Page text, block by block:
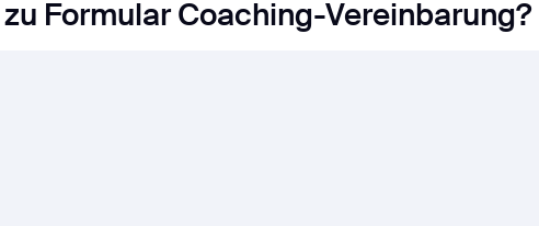
Formular Coaching-Vereinbarung?
Vereinbarungen sind rechtsverbindlich, genau wie
Formulare, solange die Befragten den Aussagen zustimmen